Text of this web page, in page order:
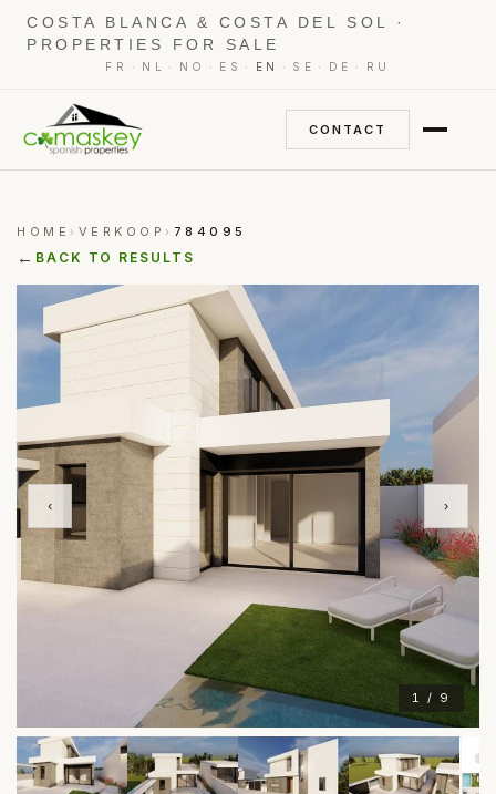
COSTA BLANCA & COSTA DEL SOL ·
PROPERTIES FOR SALE
FR · NL · NO · ES · EN · SE · DE · RU
CONTACT
HOME › VERKOOP › 784095
← BACK TO RESULTS
1 / 9
‹ ›